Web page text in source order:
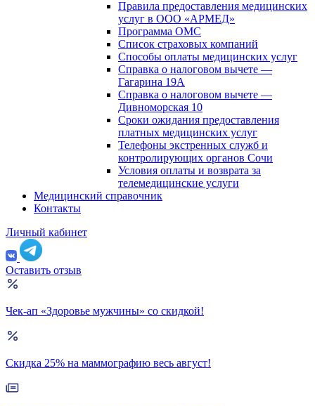
Правила предоставления медицинских
услуг в ООО «АРМЕД»
Программа ОМС
Список страховых компаний
Способы оплаты медицинских услуг
Справка о налоговом вычете —
Гагарина 19А
Справка о налоговом вычете —
Дивноморская 10
Сроки ожидания предоставления
платных медицинских услуг
Телефоны экстренных служб и
контролирующих органов Сочи
Условия оплаты и возврата за
телемедицинские услуги
Медицинский справочник
Контакты
Личный кабинет
Оставить отзыв
Чек-ап «Здоровье мужчины» со скидкой!
Скидка 25% на маммографию весь август!